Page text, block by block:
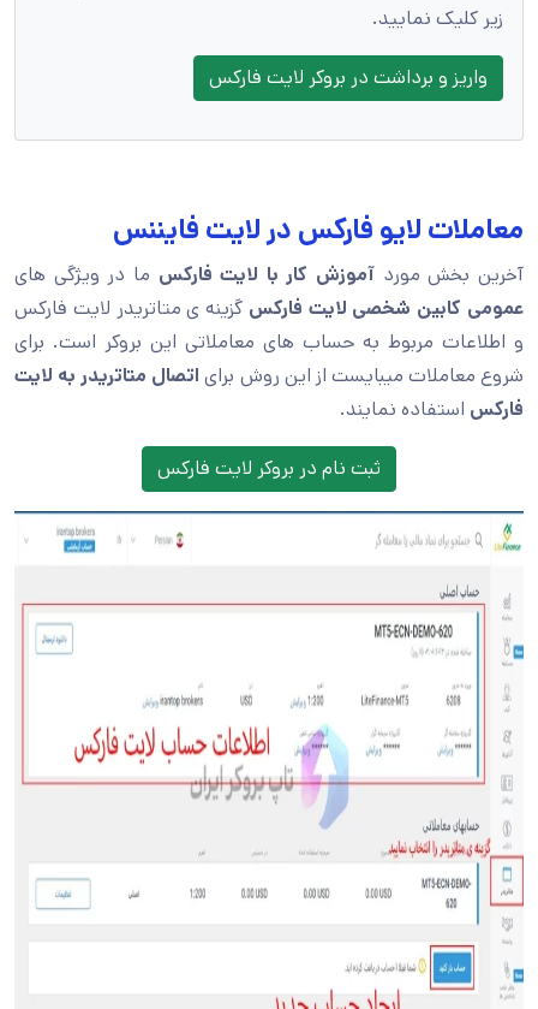
زیر کلیک نمایید.
واریز و برداشت در بروکر لایت فارکس
معاملات لایو فارکس در لایت فایننس
آخرین بخش مورد آموزش کار با لایت فارکس ما در ویژگی های
عمومی کابین شخصی لایت فارکس گزینه ی متاتریدر لایت فارکس
و اطلاعات مربوط به حساب های معاملاتی این بروکر است. برای
شروع معاملات میبایست از این روش برای اتصال متاتریدر به لایت
فارکس استفاده نمایند.
ثبت نام در بروکر لایت فارکس